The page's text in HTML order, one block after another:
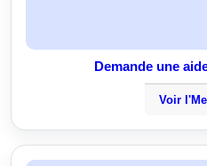
Demande une
Voir